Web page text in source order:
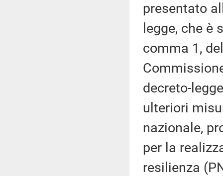
presentato
legge, che
comma 1,
decreto-
ulteriori
nazionale,
per la
resilienza